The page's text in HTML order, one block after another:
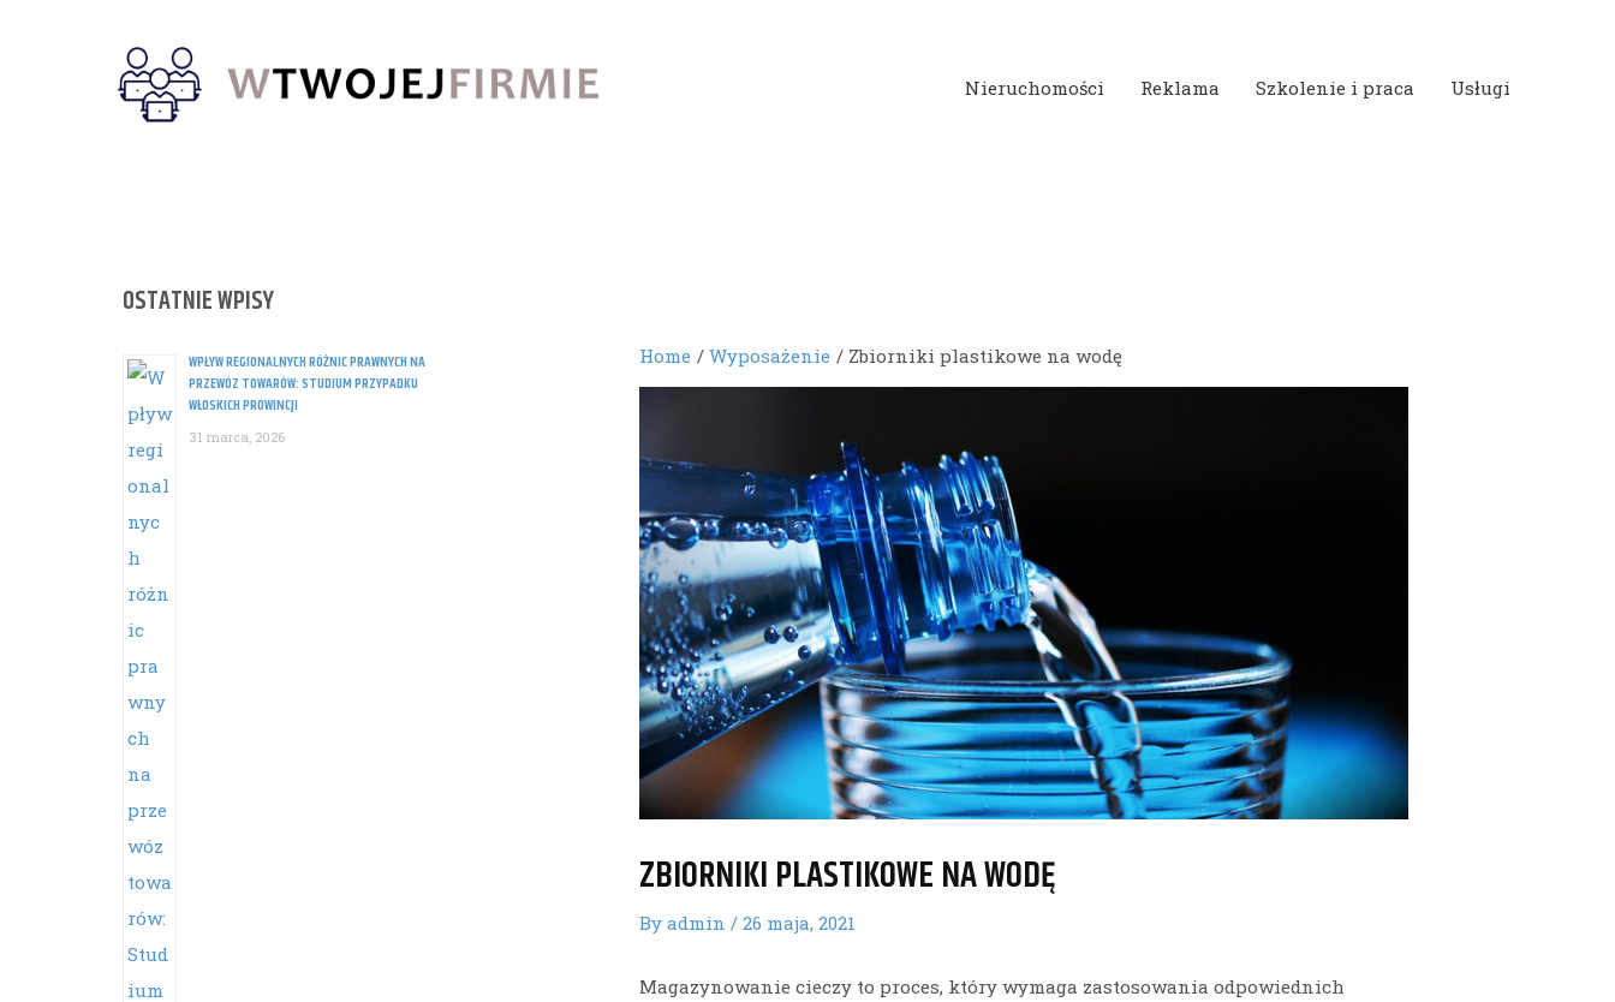
Nieruchomości Reklama Szkolenie i praca Usługi
OSTATNIE WPISY
WPŁYW REGIONALNYCH RÓŻNIC PRAWNYCH NA
PRZEWÓZ TOWARÓW: STUDIUM PRZYPADKU
WŁOSKICH PROWINCJI
31 marca, 2026
Home Wyposażenie Zbiorniki plastikowe na wodę
ZBIORNIKI PLASTIKOWE NA WODĘ
Byadmin/26 maja, 2021
Magazynowanie cieczy to proces, który wymaga zastosowania odpowiednich